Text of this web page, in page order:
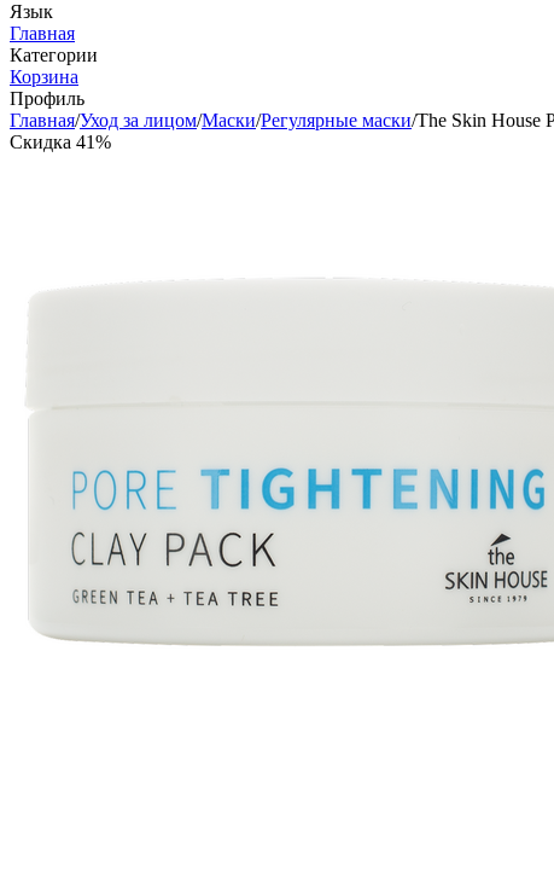
Язык
Главная
Категории
Корзина
Профиль
Главная/Уход за лицом/Маски/Регулярные маски/The Skin House
Скидка 41%